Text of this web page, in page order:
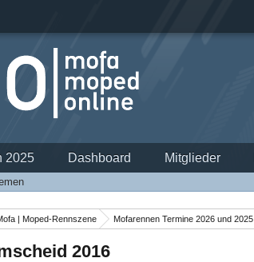
2025 Dashboard Mitglieder
| Moped-Rennszene Mofarennen Termine 2026 und 2025
2016